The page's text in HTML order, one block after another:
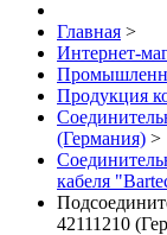
Главная >
Интернет-
Продукция
(Германия) >
кабеля
42111210